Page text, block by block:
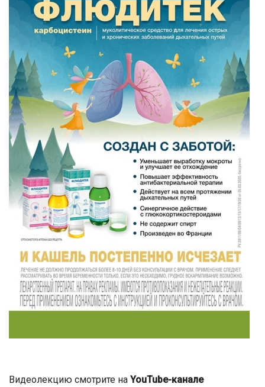
Видеолекцию смотрите на YouTube-канале